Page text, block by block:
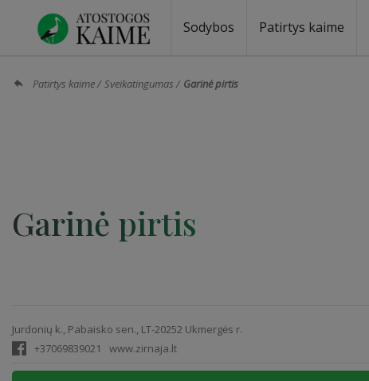
Sodybos Patirtys kaime
Patirtys kaime Sveikatingumas Garinė pirtis
Garinė pirtis
Jurdonių k., Pabaisko sen., LT-20252 Ukmergės r.
+37069839021
www.zirnaja.lt